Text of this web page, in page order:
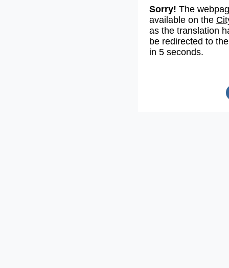
Sorry! The
available on the
as the translation
be redirected to
in 5 seconds.